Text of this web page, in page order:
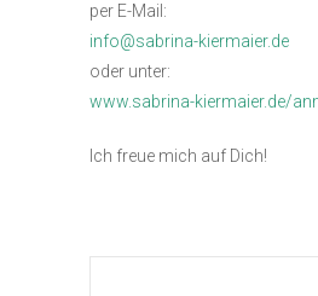
per E-Mail:
info@sabrina-kiermaier.de
oder unter:
www.sabrina-kiermaier.de/
Ich freue mich auf Dich!